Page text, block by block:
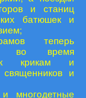
и станиц
батюшек и
теперь
во время
к крикам и
священников и
многодетные